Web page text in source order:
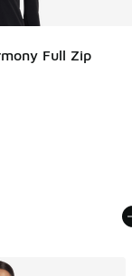
Full Zip